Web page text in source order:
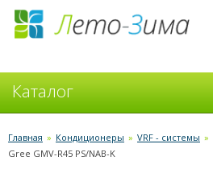
Каталог
Кондиционеры
Главная » Кондиционеры » VRF - системы »
Gree GMV-R45 PS/NAB-K